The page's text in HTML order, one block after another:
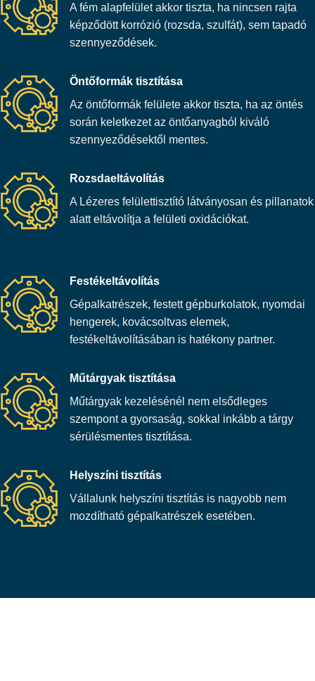
A fém alapfelület akkor tiszta, ha nincsen rajta
képződött korrózió (rozsda, szulfát), sem tapadó
szennyeződések.
Öntőformák tisztítása
Az öntőformák felülete akkor tiszta, ha az öntés
során keletkezet az öntőanyagból kiváló
szennyeződésektől mentes.
Rozsdaeltávolítás
A Lézeres felülettisztító látványosan és pillanatok
alatt eltávolítja a felületi oxidációkat.
Festékeltávolítás
Gépalkatrészek, festett gépburkolatok, nyomdai
hengerek, kovácsoltvas elemek,
festékeltávolításában is hatékony partner.
Műtárgyak tisztítása
Műtárgyak kezelésénél nem elsődleges
szempont a gyorsaság, sokkal inkább a tárgy
sérülésmentes tisztítása.
Helyszíni tisztítás
Vállalunk helyszíni tisztítás is nagyobb nem
mozdítható gépalkatrészek esetében.